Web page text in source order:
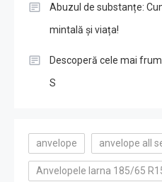
Abuzul de substanțe:
mintală și viața!
Descoperă cele mai
S
anvelope anvelope all
Anvelopele Iarna 185/65